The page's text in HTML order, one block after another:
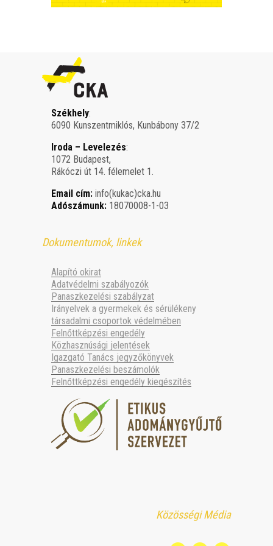
Székhely:
6090 Kunszentmiklós, Kunbábony 37/2
Iroda – Levelezés:
1072 Budapest,
Rákóczi út 14. félemelet 1.
Email cím: info(kukac)cka.hu
Adószámunk: 18070008-1-03
Dokumentumok, linkek
Alapító okirat
Adatvédelmi szabályozók
Panaszkezelési szabályzat
Irányelvek a gyermekek és sérülékeny
társadalmi csoportok védelmében
Felnőttképzési engedély
Közhasznúsági jelentések
Igazgató Tanács jegyzőkönyvek
Panaszkezelési beszámolók
Felnőttképzési engedély kiegészítés
Közösségi Média